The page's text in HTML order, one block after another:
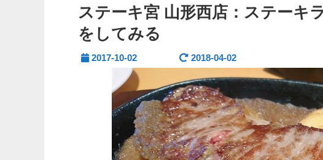
ステーキ宮 山形西店：ステーキ
をしてみる
2017-10-02 2018-04-02